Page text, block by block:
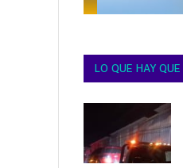
LO QUE HAY QUE